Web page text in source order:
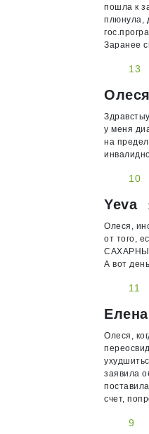
пошла к
плюнула,
Заранее
13
у меня
на
10
Yeva
Олеся,
от того,
А вот
11
Олеся,
заявила
счет,
9